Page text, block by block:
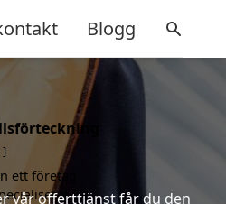
Blogg
vår offerttjänst får du den
ett företag
på